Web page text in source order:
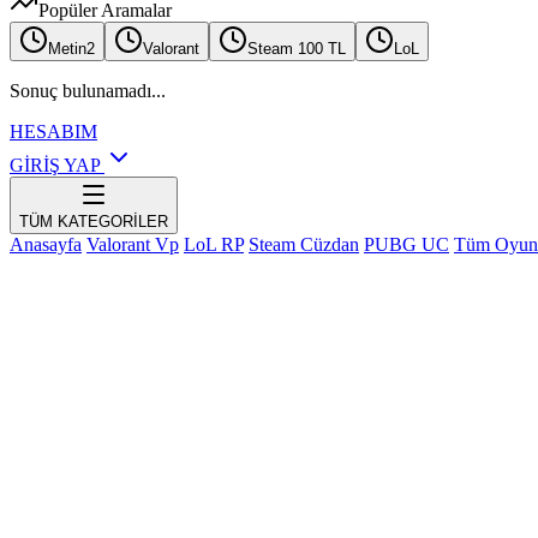
Popüler Aramalar
Metin2 Valorant Steam 100 TL LoL
Sonuç bulunamadı...
HESABIM
GİRİŞ YAP
TÜM KATEGORİLER
Anasayfa Valorant Vp LoL RP Steam Cüzdan PUBG UC Tüm